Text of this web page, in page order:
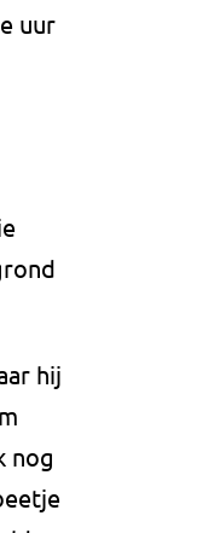
uur
hij
nog